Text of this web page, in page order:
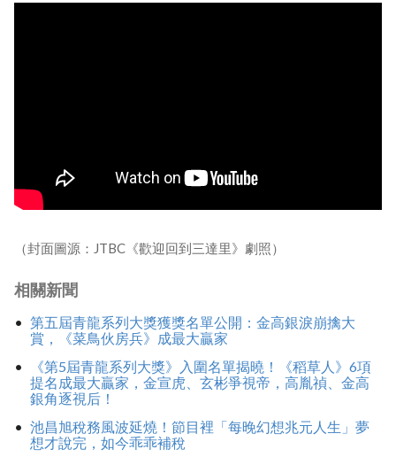
（封面圖源：JTBC《歡迎回到三達里》劇照）
相關新聞
第五屆青龍系列大獎獲獎名單公開：金高銀淚崩擒大
賞，《菜鳥伙房兵》成最大贏家
《第5屆青龍系列大獎》入圍名單揭曉！《稻草人》6項
提名成最大贏家，金宣虎、玄彬爭視帝，高胤禎、金高
銀角逐視后！
池昌旭稅務風波延燒！節目裡「每晚幻想兆元人生」夢
想才說完，如今乖乖補稅